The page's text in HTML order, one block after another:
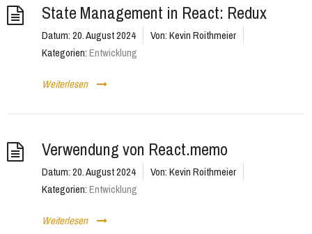
State Management in React: Redux
Datum:20. August 2024 Von:Kevin Roithmeier
Kategorien:Entwicklung
Weiterlesen
Verwendung von React.memo
Datum:20. August 2024 Von:Kevin Roithmeier
Kategorien:Entwicklung
Weiterlesen